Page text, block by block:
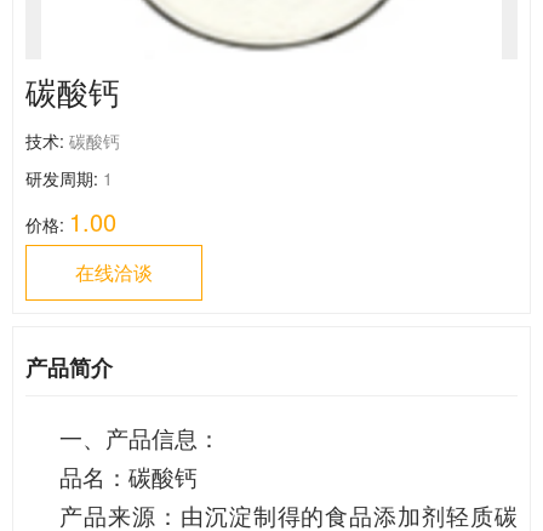
碳酸钙
技术: 碳酸钙
研发周期: 1
价格: 1.00
在线洽谈
产品简介
一、产品信息：
品名：碳酸钙
产品来源：由沉淀制得的食品添加剂轻质碳